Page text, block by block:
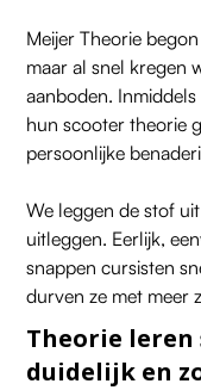
Meijer Theorie
maar al snel kregen
aanboden.
hun scooter theorie
persoonlijke
We leggen de stof
uitleggen. Eerlijk,
snappen cursisten
durven ze met meer
Theorie leren
duidelijk en